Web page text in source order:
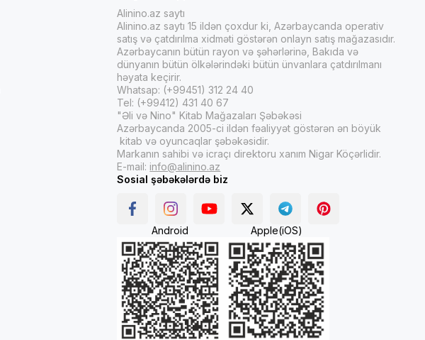
Alinino.az saytı
Alinino.az saytı 15 ildən çoxdur ki, Azərbaycanda operativ
satış və çatdırılma xidməti göstərən onlayn satış mağazasıdır.
Azərbaycanın bütün rayon və şəhərlərinə, Bakıda və
dünyanın bütün ölkələrindəki bütün ünvanlara çatdırılmanı
həyata keçirir.
Whatsap: (+99451) 312 24 40
Tel: (+99412) 431 40 67
"Əli və Nino" Kitab Mağazaları Şəbəkəsi
Azərbaycanda 2005-ci ildən fəaliyyət göstərən ən böyük
kitab və oyuncaqlar şəbəkəsidir.
Markanın sahibi və icraçı direktoru xanım Nigar Köçərlidir.
E-mail: info@alinino.az
Sosial şəbəkələrdə biz
Android Apple(iOS)